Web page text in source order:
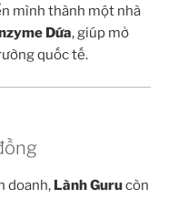
mình thành một nhà
Dứa, giúp mở
quốc tế.
doanh, Lành Gurucòn